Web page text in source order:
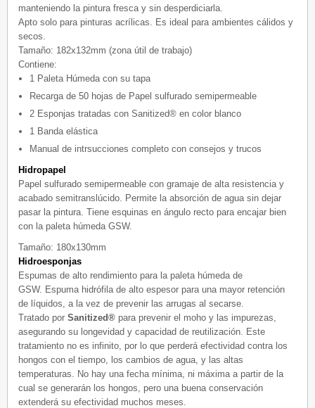
manteniendo la pintura fresca y sin desperdiciarla.
Apto solo para pinturas acrílicas. Es ideal para ambientes cálidos y
secos.
Tamaño: 182x132mm (zona útil de trabajo)
Contiene:
1 Paleta Húmeda con su tapa
Recarga de 50 hojas de Papel sulfurado semipermeable
2 Esponjas tratadas con Sanitized® en color blanco
1 Banda elástica
Manual de intrsucciones completo con consejos y trucos
Hidropapel
Papel sulfurado semipermeable con gramaje de alta resistencia y
acabado semitranslúcido.
Permite la absorción de agua sin dejar
pasar la pintura. Tiene esquinas en ángulo recto para encajar bien
con la paleta húmeda GSW.
Tamaño: 180x130mm
Hidroesponjas
Espumas de alto rendimiento para la paleta húmeda de
GSW. Espuma hidrófila de alto espesor para una mayor retención
de líquidos, a la vez de prevenir las arrugas al secarse.
Tratado por Sanitized® para prevenir el moho y las impurezas,
asegurando su longevidad y capacidad de reutilización. Este
tratamiento no es infinito, por lo que perderá efectividad contra los
hongos con el tiempo, los cambios de agua, y las altas
temperaturas. No hay una fecha mínima, ni máxima a partir de la
cual se generarán los hongos, pero una buena conservación
extenderá su efectividad muchos meses.